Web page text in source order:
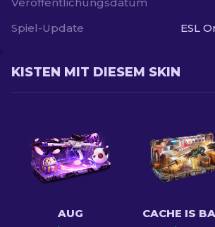
Spiel-Update
ESL
KISTEN MIT DIESEM SKIN
AUG
CACHE IS